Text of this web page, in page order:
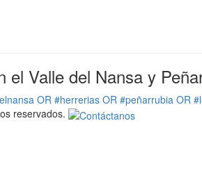
el Valle del Nansa y
OR #herrerias OR #peñarrubia OR
reservados.